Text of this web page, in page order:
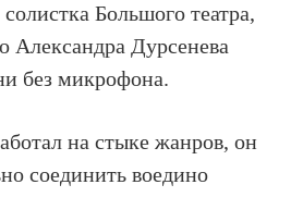
Большого театра,
Александра Дурсенева
без микрофона.
на стыке жанров, он
соединить воедино